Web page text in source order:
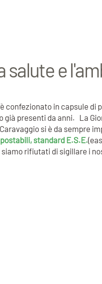
e
in capsule di
già presenti da anni. La
si è da sempre
standard E.S.E.
rifiutati di sigillare i